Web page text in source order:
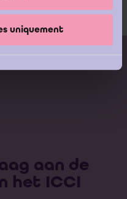
uniquement
aan de
het ICCI